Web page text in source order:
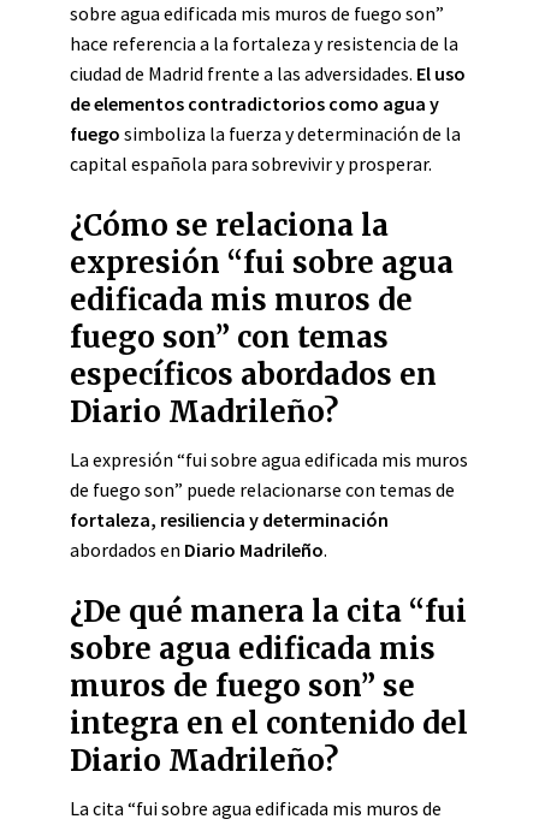
sobre agua edificada mis muros de fuego son”
hace referencia a la fortaleza y resistencia de la
ciudad de Madrid frente a las adversidades. El uso
de elementos contradictorios como agua y
fuego simboliza la fuerza y determinación de la
capital española para sobrevivir y prosperar.
¿Cómo se relaciona la
expresión “fui sobre agua
edificada mis muros de
fuego son” con temas
específicos abordados en
Diario Madrileño?
La expresión “fui sobre agua edificada mis muros
de fuego son” puede relacionarse con temas de
fortaleza, resiliencia y determinación
abordados en Diario Madrileño.
¿De qué manera la cita “fui
sobre agua edificada mis
muros de fuego son” se
integra en el contenido del
Diario Madrileño?
La cita “fui sobre agua edificada mis muros de